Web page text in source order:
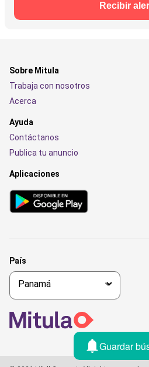
Recibir
Guardar
Sobre Mitula
Trabaja con nosotros
Acerca
Ayuda
Contáctanos
Publica tu anuncio
Aplicaciones
País